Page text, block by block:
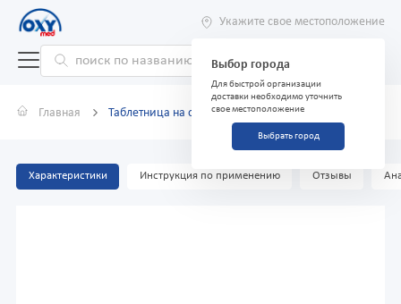
Укажите свое местоположение
Выбор города
Для быстрой организации
доставки необходимо уточнить
свое местоположение
Выбрать город
Главная Таблетница на один день Пилюля
Характеристики Инструкция по применению Отзывы